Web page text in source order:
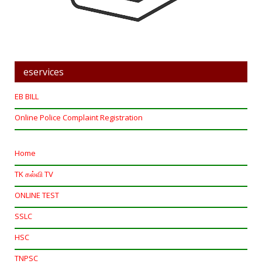
eservices
EB BILL
Online Police Complaint Registration
Home
TK கல்வி TV
ONLINE TEST
SSLC
HSC
TNPSC